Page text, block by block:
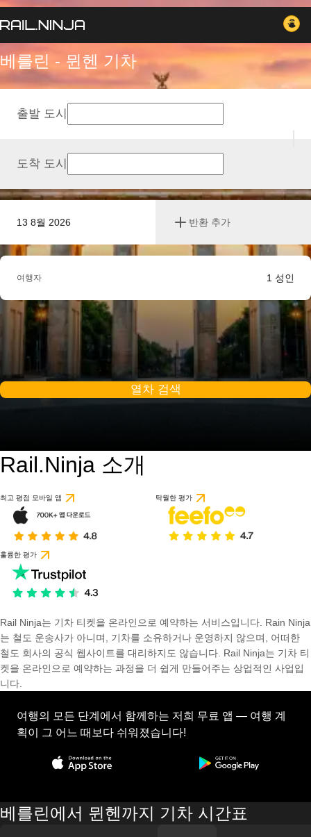
베를린 - 뮌헨 기차
13 8월 2026 반환 추가
출발 도시
도착 도시
여행자 1 성인
열차 검색
Rail.Ninja 소개
최고 평점 모바일 앱 탁월한 평가
훌륭한 평가
Rail Ninja는 기차 티켓을 온라인으로 예약하는 서비스입니다. Rain Ninja
는 철도 운송사가 아니며, 기차를 소유하거나 운영하지 않으며, 어떠한
철도 회사의 공식 웹사이트를 대리하지도 않습니다. Rail Ninja는 기차 티
켓을 온라인으로 예약하는 과정을 더 쉽게 만들어주는 상업적인 사업입
니다.
여행의 모든 단계에서 함께하는 저희 무료 앱 — 여행 계
획이 그 어느 때보다 쉬워졌습니다!
베를린에서 뮌헨까지 기차 시간표
86개의 리뷰를 기반으